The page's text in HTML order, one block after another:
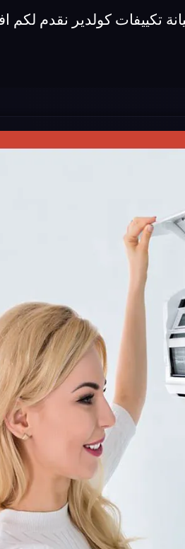
تكييفات كولدير نقدم لكم